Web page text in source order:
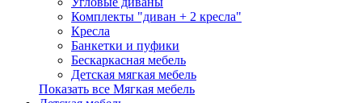
Комплекты "диван + 2 кресла"
Кресла
Банкетки и пуфики
Бескаркасная мебель
Детская мягкая мебель
Показать все Мягкая мебель